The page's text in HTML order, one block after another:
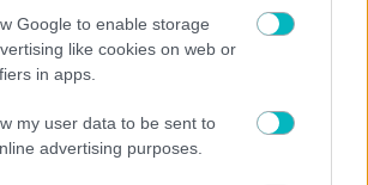
Google to enable storage
like cookies on web or
in apps.
my user data to be sent to
advertising purposes.
την εθνική Καζακστάν